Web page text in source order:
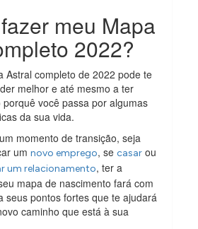
meu Mapa
2022?
Astral completo de 2022 pode te
melhor e até mesmo a ter
você passa por algumas
da sua vida.
momento de transição, seja
umnovo emprego, secasar ou
um relacionamento, ter a
mapa de nascimento fará com
seus pontos fortes que te ajudará
caminho que está à sua